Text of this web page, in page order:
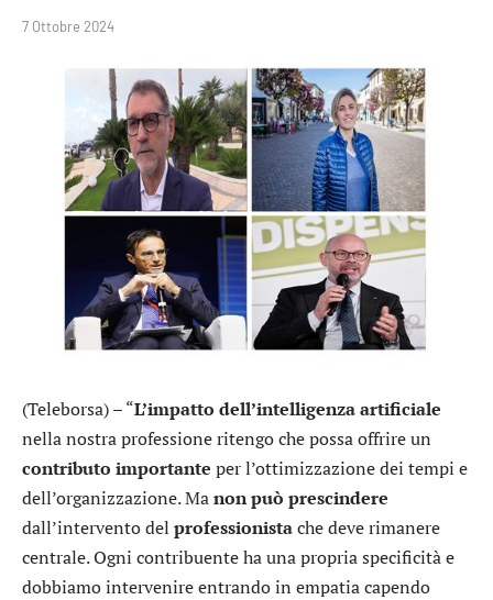
7 Ottobre 2024
(Teleborsa) – “L’impatto dell’intelligenza artificiale
nella nostra professione ritengo che possa offrire un
contributo importante per l’ottimizzazione dei tempi e
dell’organizzazione. Manon può prescindere
dall’intervento del professionistache deve rimanere
centrale. Ogni contribuente ha una propria specificità e
dobbiamo intervenire entrando in empatia capendo